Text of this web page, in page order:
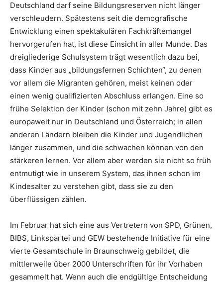
Deutschland darf seine Bildungsreserven nicht länger
verschleudern. Spätestens seit die demografische
Entwicklung einen spektakulären Fachkräftemangel
hervorgerufen hat, ist diese Einsicht in aller Munde. Das
dreigliederige Schulsystem trägt wesentlich dazu bei,
dass Kinder aus „bildungsfernen Schichten“, zu denen
vor allem die Migranten gehören, meist keinen oder
einen wenig qualifizierten Abschluss erlangen. Eine so
frühe Selektion der Kinder (schon mit zehn Jahre) gibt es
europaweit nur in Deutschland und Österreich; in allen
anderen Ländern bleiben die Kinder und Jugendlichen
länger zusammen, und die schwachen können von den
stärkeren lernen. Vor allem aber werden sie nicht so früh
entmutigt wie in unserem System, das ihnen schon im
Kindesalter zu verstehen gibt, dass sie zu den
überflüssigen zählen.
Im Februar hat sich eine aus Vertretern von SPD, Grünen,
BIBS, Linkspartei und GEW bestehende Initiative für eine
vierte Gesamtschule in Braunschweig gebildet, die
mittlerweile über 2000 Unterschriften für ihr Vorhaben
gesammelt hat. Wenn auch die endgültige Entscheidung